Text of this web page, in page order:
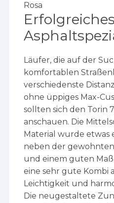
Rosa
Läufer, die auf der
komfortablen
verschiedenste
ohne üppiges Max-
sollten sich den Torin
anschauen. Die
Material wurde
neben der
und einem guten
eine sehr gute Kombi
Leichtigkeit und
Die neugestaltete